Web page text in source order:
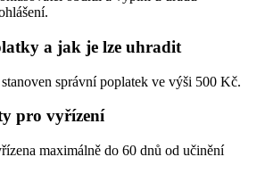
a jak je lze uhradit
správní poplatek ve výši 500 Kč.
pro vyřízení
maximálně do 60 dnů od učinění